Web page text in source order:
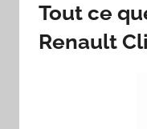
Tout ce
Renault